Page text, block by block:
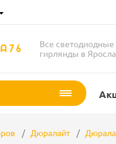
Все светодиодные
гирлянды в
Дюралайт